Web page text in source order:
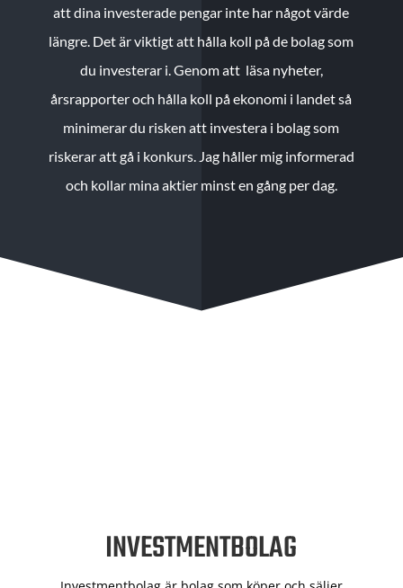
att dina investerade pengar inte har något värde
längre. Det är viktigt att hålla koll på de bolag som
du investerar i. Genom att läsa nyheter,
årsrapporter och hålla koll på ekonomi i landet så
minimerar du risken att investera i bolag som
riskerar att gå i konkurs. Jag håller mig informerad
och kollar mina aktier minst en gång per dag.
INVESTMENTBOLAG